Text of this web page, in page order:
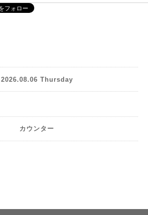
2026.08.06 Thursday
カウンター